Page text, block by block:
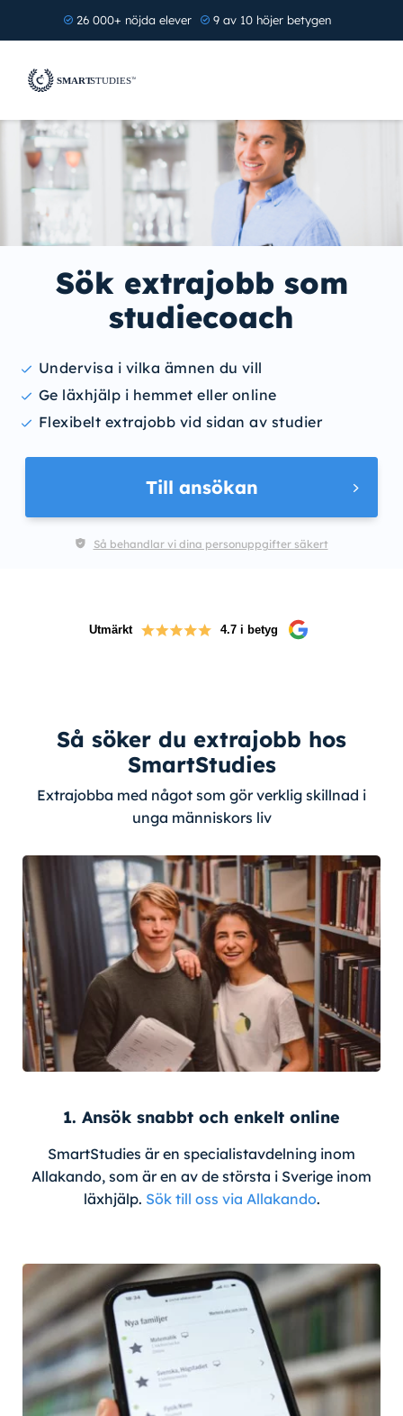
26 000+ nöjda elever 9 av 10 höjer betygen
Sök extrajobb som
studiecoach
Undervisa i vilka ämnen du vill
Ge läxhjälp i hemmet eller online
Flexibelt extrajobb vid sidan av studier
Till ansökan
Så behandlar vi dina personuppgifter säkert
Utmärkt 4.7 i betyg
Så söker du extrajobb hos
SmartStudies
Extrajobba med något som gör verklig skillnad i
unga människors liv
1. Ansök snabbt och enkelt online
SmartStudies är en specialistavdelning inom
Allakando, som är en av de största i Sverige inom
läxhjälp. Sök till oss via Allakando.